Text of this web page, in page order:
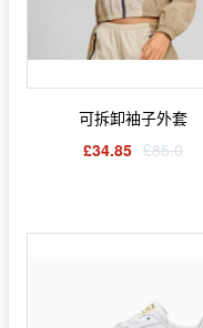
可拆卸袖子外套
£34.85 £85.0